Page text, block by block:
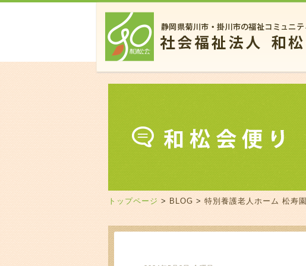
トップページ > BLOG > 特別養護老人ホーム 松寿園